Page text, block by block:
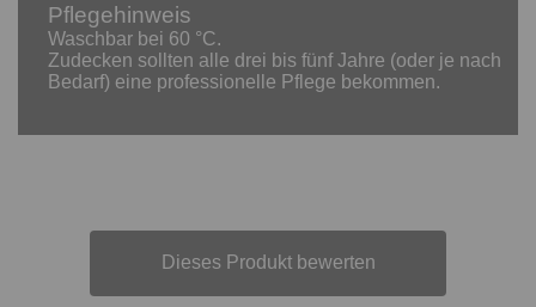
Pflegehinweis
Waschbar bei 60 °C.
Zudecken sollten alle drei bis fünf Jahre (oder je nach
Bedarf) eine professionelle Pflege bekommen.
Dieses Produkt bewerten